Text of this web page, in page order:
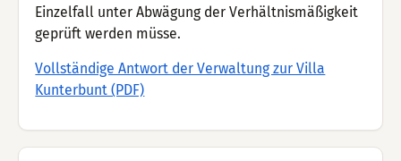
Einzelfall unter Abwägung der Verhältnismäßigkeit
geprüft werden müsse.
Vollständige Antwort der Verwaltung zur Villa
Kunterbunt (PDF)